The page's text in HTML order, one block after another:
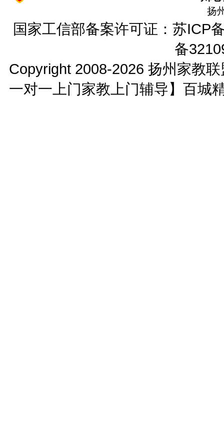
扬
国家工信部备案许可证： 苏ICP
备
Copyright 2008-2026 扬州家教
一对一上门家教上门辅导】百城